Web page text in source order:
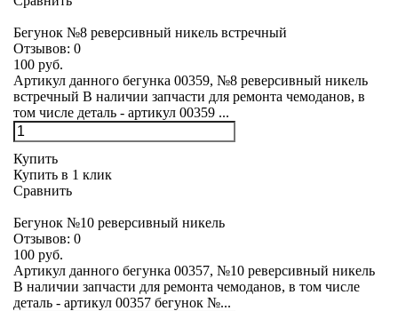
Бегунок №8 реверсивный никель встречный
Отзывов: 0
100 руб.
Артикул данного бегунка 00359, №8 реверсивный никель
встречный В наличии запчасти для ремонта чемоданов, в
том числе деталь - артикул 00359 ...
Купить
Купить в 1 клик
Сравнить
Бегунок №10 реверсивный никель
Отзывов: 0
100 руб.
Артикул данного бегунка 00357, №10 реверсивный никель
В наличии запчасти для ремонта чемоданов, в том числе
деталь - артикул 00357 бегунок №...